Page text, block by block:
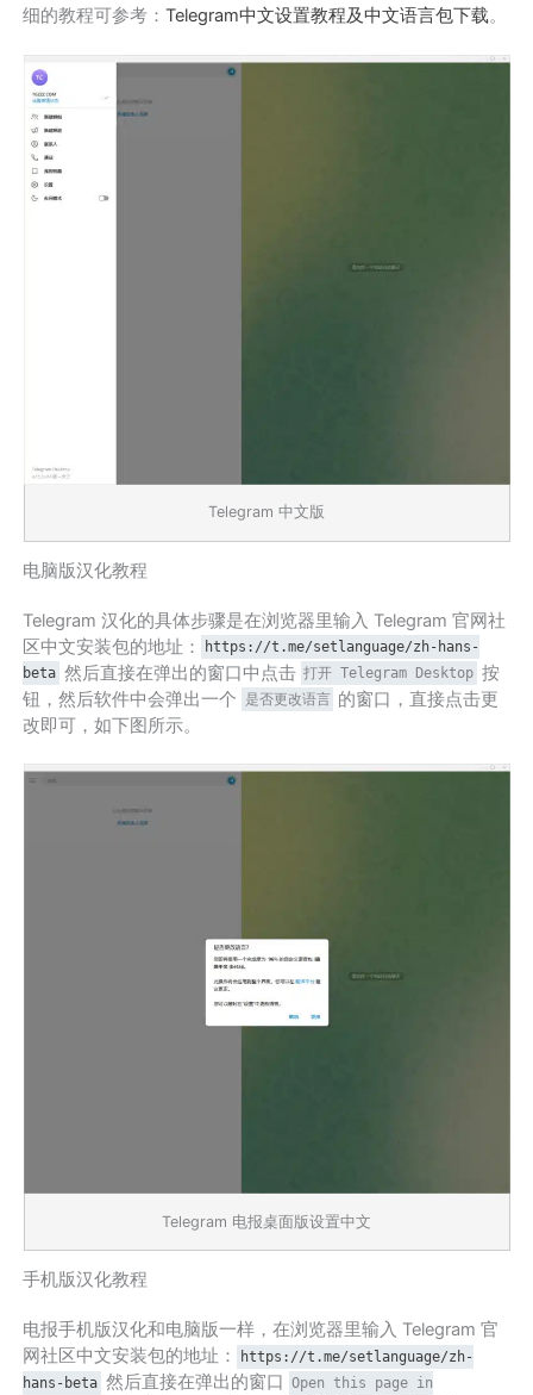
细的教程可参考：Telegram中文设置教程及中文语言包下载。
Telegram 中文版
电脑版汉化教程
Telegram 汉化的具体步骤是在浏览器里输入 Telegram 官网社
区中文安装包的地址：
https://t.me/setlanguage/zh-hans-
beta 然后直接在弹出的窗口中点击 打开 Telegram Desktop 按
钮，然后软件中会弹出一个 是否更改语言 的窗口，直接点击更
改即可，如下图所示。
Telegram 电报桌面版设置中文
手机版汉化教程
电报手机版汉化和电脑版一样，在浏览器里输入 Telegram 官
网社区中文安装包的地址：
https://t.me/setlanguage/zh-
hans-beta 然后直接在弹出的窗口 Open this page in